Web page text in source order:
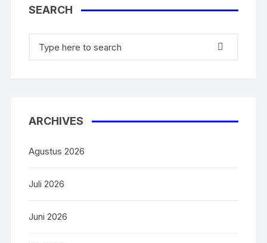
SEARCH
ARCHIVES
Agustus 2026
Juli 2026
Juni 2026